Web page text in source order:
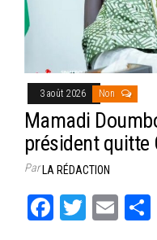
3 août 2026 Non
Mamadi
président quitte
ParLA RÉDACTION
Fa
T
E